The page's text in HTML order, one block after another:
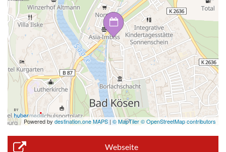
Powered by destination.one MAPS | © MapTiler © OpenStreetMap contributors
Webseite